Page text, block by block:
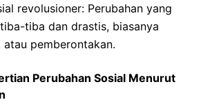
revolusioner: Perubahan yang
tiba dan drastis, biasanya
pemberontakan.
Perubahan Sosial Menurut